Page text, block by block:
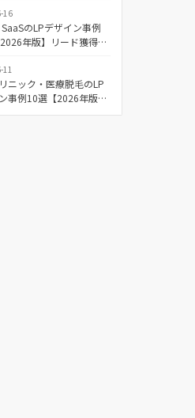
16
のLPデザイン事例
年版】リード獲得に
11
ニック・医療脱毛のLP
事例10選【2026年版】
ながる配色と構成の傾